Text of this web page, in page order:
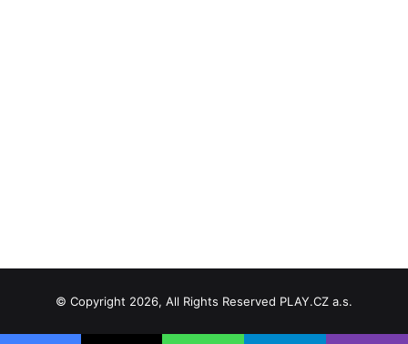
© Copyright 2026, All Rights Reserved PLAY.CZ a.s.